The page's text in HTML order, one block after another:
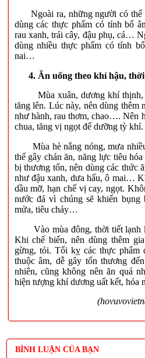
Ngoài ra, những người có thể
dùng các thực phẩm có tính bổ
rau xanh, trái cây, đậu phụ, cá…
dùng nhiều thực phẩm có tính
nai…
4. Ăn uống theo khí hậu,
Mùa xuân, dương khí thịnh,
tăng lên. Lúc này, nên dùng thêm
như hành, rau thơm, chao…. Nên
chua, tăng vị ngọt để dưỡng tỳ khí.
Mùa hè nắng nóng, mưa
thể gây chán ăn, năng lực tiêu
bị thương tổn, nên dùng các thức
như đậu xanh, dưa hấu, ô mai…
dầu mỡ, hạn chế vị cay, ngọt.
nước đá vì chúng sẽ khiến bụng
mửa, tiêu chảy…
Vào mùa đông, thời tiết lạnh
Khi chế biến, nên dùng thêm
gừng, tỏi. Tối kỵ các thực phẩm
thuộc âm, dễ gây tổn thương
nhiên, cũng không nên ăn quá
hiện tượng khí dương uất kết, hóa
BÌNH LUẬN CỦA BẠN